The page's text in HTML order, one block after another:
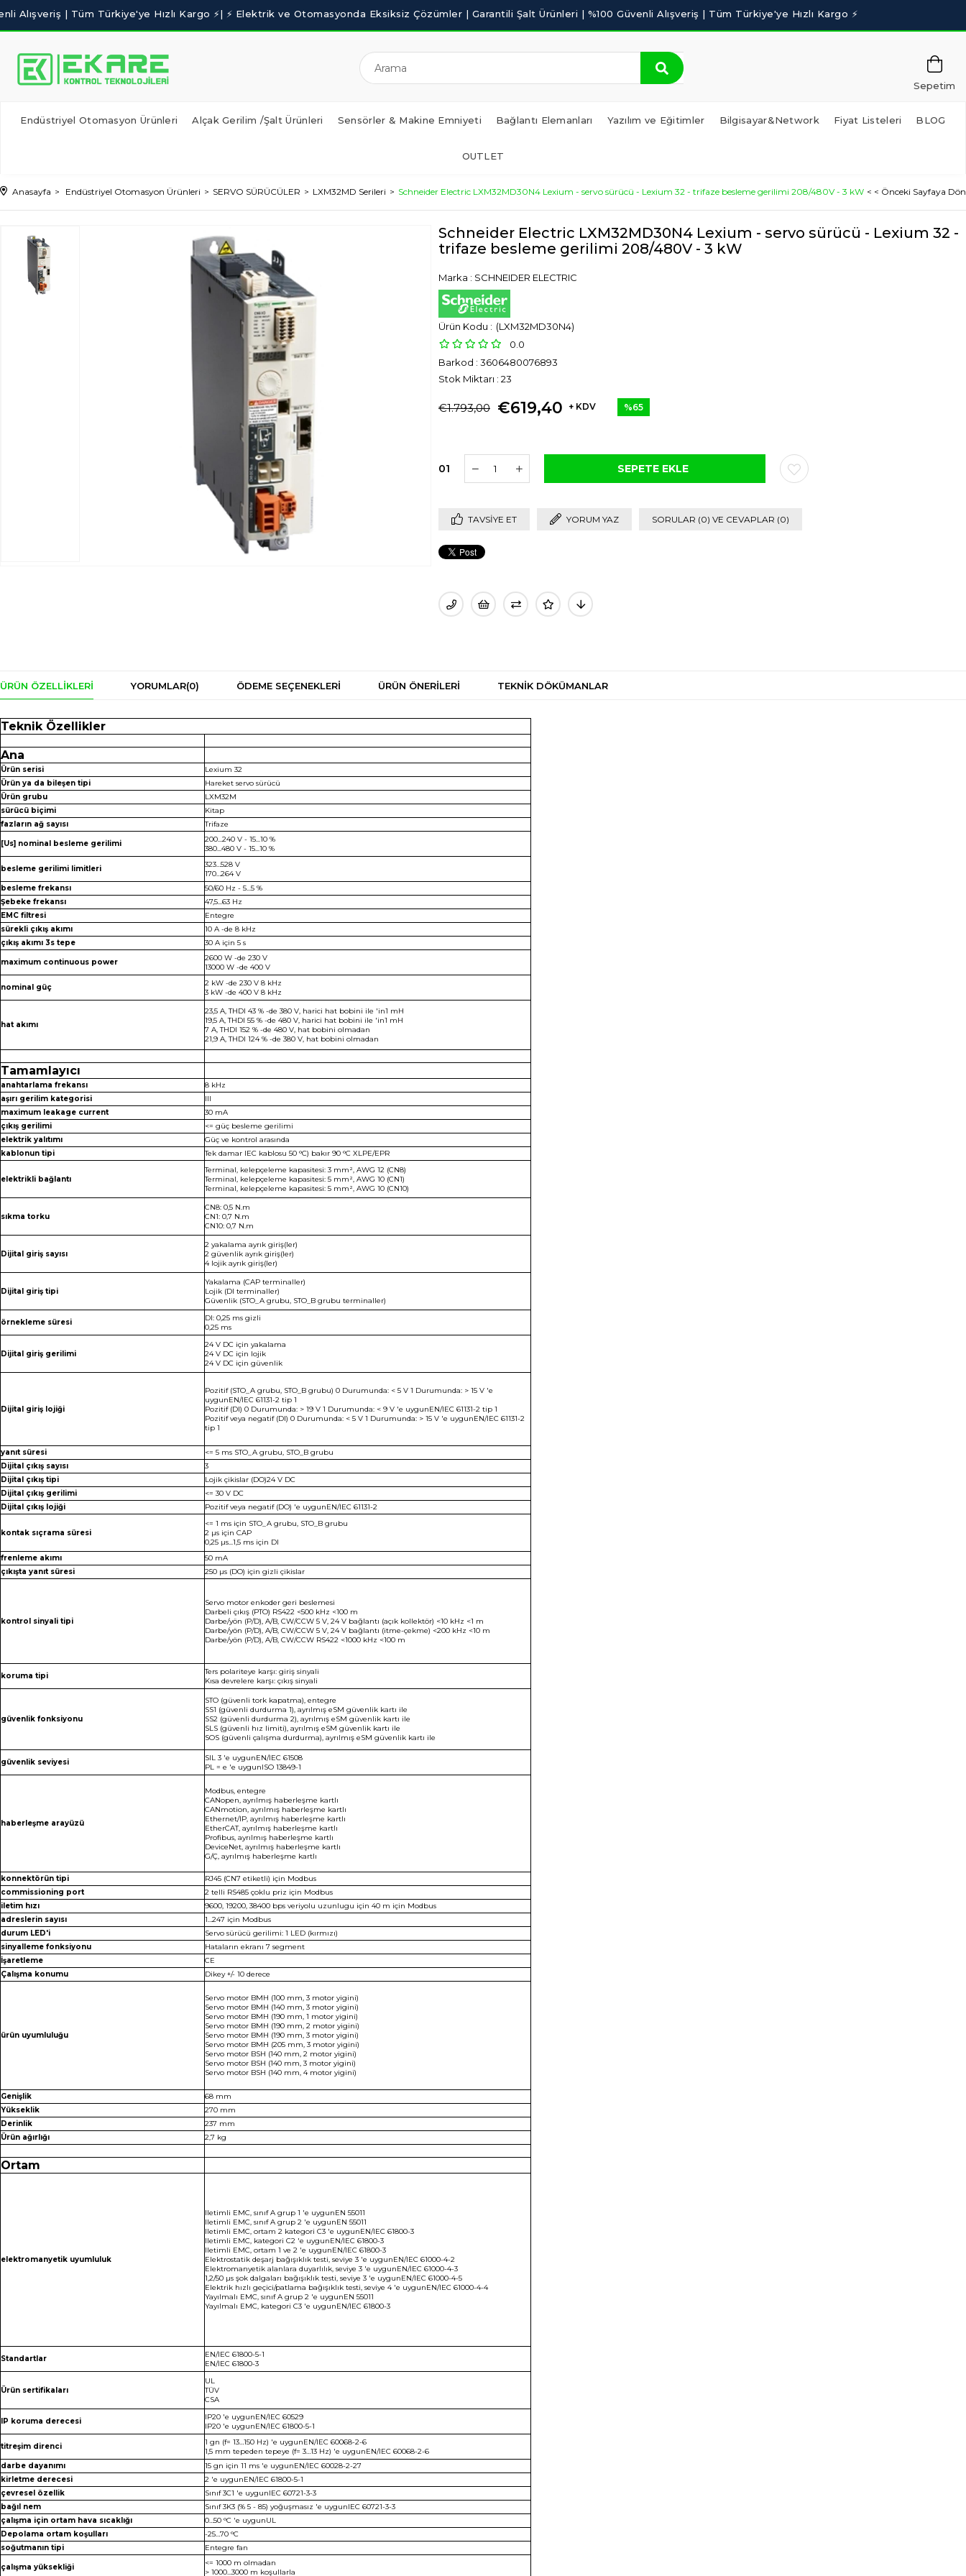
Sepetim
Endüstriyel Otomasyon Ürünleri Alçak Gerilim /Şalt Ürünleri Sensörler & Makine Emniyeti Bağlantı Elemanları Yazılım ve Eğitimler Bilgisayar&Network Fiyat Listeleri BLOG
OUTLET
Anasayfa Endüstriyel Otomasyon Ürünleri SERVO SÜRÜCÜLER LXM32MD Serileri Schneider Electric LXM32MD30N4 Lexium - servo sürücü - Lexium 32 - trifaze besleme gerilimi 208/480V - 3 kW < < Önceki Sayfaya Dön
Schneider Electric LXM32MD30N4 Lexium - servo sürücü - Lexium 32 -
trifaze besleme gerilimi 208/480V - 3 kW
Marka : SCHNEIDER ELECTRIC
(LXM32MD30N4)
0.0
Barkod : 3606480076893
Stok Miktarı : 23
€1.793,00 €619,40 + KDV %65
01
TAVSIYE ET YORUM YAZ SORULAR (0) VE CEVAPLAR (0)
ÜRÜN ÖZELLIKLERI YORUMLAR(0) ÖDEME SEÇENEKLERI ÜRÜN ÖNERILERI TEKNİK DÖKÜMANLAR
Teknik Özellikler
Ana
Ürün serisi
Lexium 32
Ürün ya da bileşen tipi
Hareket servo sürücü
Ürün grubu
LXM32M
sürücü biçimi
Kitap
fazların ağ sayısı
Trifaze
[Us] nominal besleme gerilimi
200...240 V - 15...10 %
380...480 V - 15...10 %
besleme gerilimi limitleri
323…528 V
170…264 V
besleme frekansı
50/60 Hz - 5...5 %
Şebeke frekansı
47,5...63 Hz
EMC filtresi
Entegre
sürekli çıkış akımı
10 A -de 8 kHz
çıkış akımı 3s tepe
30 A için 5 s
maximum continuous power
2600 W -de 230 V
13000 W -de 400 V
nominal güç
2 kW -de 230 V 8 kHz
3 kW -de 400 V 8 kHz
hat akımı
23,5 A, THDI 43 % -de 380 V, harici hat bobini ile 'in1 mH
19,5 A, THDI 55 % -de 480 V, harici hat bobini ile 'in1 mH
7 A, THDI 152 % -de 480 V, hat bobini olmadan
21,9 A, THDI 124 % -de 380 V, hat bobini olmadan
Tamamlayıcı
anahtarlama frekansı
8 kHz
aşırı gerilim kategorisi
III
maximum leakage current
30 mA
çıkış gerilimi
<= güç besleme gerilimi
elektrik yalıtımı
Güç ve kontrol arasında
kablonun tipi
Tek damar IEC kablosu 50 °C) bakır 90 °C XLPE/EPR
elektrikli bağlantı
Terminal, kelepçeleme kapasitesi: 3 mm², AWG 12 (CN8)
Terminal, kelepçeleme kapasitesi: 5 mm², AWG 10 (CN1)
Terminal, kelepçeleme kapasitesi: 5 mm², AWG 10 (CN10)
sıkma torku
CN8: 0,5 N.m
CN1: 0,7 N.m
CN10: 0,7 N.m
Dijital giriş sayısı
2 yakalama ayrık giriş(ler)
2 güvenlik ayrık giriş(ler)
4 lojik ayrık giriş(ler)
Dijital giriş tipi
Yakalama (CAP terminaller)
Lojik (DI terminaller)
Güvenlik (STO_A grubu, STO_B grubu terminaller)
örnekleme süresi
DI: 0,25 ms gizli
0,25 ms
Dijital giriş gerilimi
24 V DC için yakalama
24 V DC için lojik
24 V DC için güvenlik
Dijital giriş lojiği
Pozitif (STO_A grubu, STO_B grubu) 0 Durumunda: < 5 V 1 Durumunda: > 15 V 'e
uygunEN/IEC 61131-2 tip 1
Pozitif (DI) 0 Durumunda: > 19 V 1 Durumunda: < 9 V 'e uygunEN/IEC 61131-2 tip 1
Pozitif veya negatif (DI) 0 Durumunda: < 5 V 1 Durumunda: > 15 V 'e uygunEN/IEC 61131-2
tip 1
yanıt süresi
<= 5 ms STO_A grubu, STO_B grubu
Dijital çıkış sayısı
3
Dijital çıkış tipi
Lojik çikislar (DO)24 V DC
Dijital çıkış gerilimi
<= 30 V DC
Dijital çıkış lojiği
Pozitif veya negatif (DO) 'e uygunEN/IEC 61131-2
kontak sıçrama süresi
<= 1 ms için STO_A grubu, STO_B grubu
2 µs için CAP
0,25 µs...1,5 ms için DI
frenleme akımı
50 mA
çıkışta yanıt süresi
250 µs (DO) için gizli çikislar
kontrol sinyali tipi
Servo motor enkoder geri beslemesi
Darbeli çıkış (PTO) RS422 <500 kHz <100 m
Darbe/yön (P/D), A/B, CW/CCW 5 V, 24 V bağlantı (açık kollektör) <10 kHz <1 m
Darbe/yön (P/D), A/B, CW/CCW 5 V, 24 V bağlantı (itme-çekme) <200 kHz <10 m
Darbe/yön (P/D), A/B, CW/CCW RS422 <1000 kHz <100 m
koruma tipi
Ters polariteye karşı: giriş sinyali
Kısa devrelere karşı: çıkış sinyali
güvenlik fonksiyonu
STO (güvenli tork kapatma), entegre
SS1 (güvenli durdurma 1), ayrılmış eSM güvenlik kartı ile
SS2 (güvenli durdurma 2), ayrılmış eSM güvenlik kartı ile
SLS (güvenli hız limiti), ayrılmış eSM güvenlik kartı ile
SOS (güvenli çalışma durdurma), ayrılmış eSM güvenlik kartı ile
güvenlik seviyesi
SIL 3 'e uygunEN/IEC 61508
PL = e 'e uygunISO 13849-1
haberleşme arayüzü
Modbus, entegre
CANopen, ayrılmış haberleşme kartlı
CANmotion, ayrılmış haberleşme kartlı
Ethernet/IP, ayrılmış haberleşme kartlı
EtherCAT, ayrılmış haberleşme kartlı
Profibus, ayrılmış haberleşme kartlı
DeviceNet, ayrılmış haberleşme kartlı
G/Ç, ayrılmış haberleşme kartlı
konnektörün tipi
RJ45 (CN7 etiketli) için Modbus
commissioning port
2 telli RS485 çoklu priz için Modbus
iletim hızı
9600, 19200, 38400 bps veriyolu uzunlugu için 40 m için Modbus
adreslerin sayısı
1…247 için Modbus
durum LED'i
Servo sürücü gerilimi: 1 LED (kırmızı)
sinyalleme fonksiyonu
Hataların ekranı 7 segment
İşaretleme
CE
Çalışma konumu
Dikey +/- 10 derece
ürün uyumluluğu
Servo motor BMH (100 mm, 3 motor yigini)
Servo motor BMH (140 mm, 3 motor yigini)
Servo motor BMH (190 mm, 1 motor yigini)
Servo motor BMH (190 mm, 2 motor yigini)
Servo motor BMH (190 mm, 3 motor yigini)
Servo motor BMH (205 mm, 3 motor yigini)
Servo motor BSH (140 mm, 2 motor yigini)
Servo motor BSH (140 mm, 3 motor yigini)
Servo motor BSH (140 mm, 4 motor yigini)
Genişlik
68 mm
Yükseklik
270 mm
Derinlik
237 mm
Ürün ağırlığı
2,7 kg
Ortam
elektromanyetik uyumluluk
Iletimli EMC, sınıf A grup 1 'e uygunEN 55011
Iletimli EMC, sınıf A grup 2 'e uygunEN 55011
Iletimli EMC, ortam 2 kategori C3 'e uygunEN/IEC 61800-3
Iletimli EMC, kategori C2 'e uygunEN/IEC 61800-3
Iletimli EMC, ortam 1 ve 2 'e uygunEN/IEC 61800-3
Elektrostatik deşarj bağışıklık testi, seviye 3 'e uygunEN/IEC 61000-4-2
Elektromanyetik alanlara duyarlılık, seviye 3 'e uygunEN/IEC 61000-4-3
1,2/50 µs şok dalgaları bağışıklık testi, seviye 3 'e uygunEN/IEC 61000-4-5
Elektrik hızlı geçici/patlama bağışıklık testi, seviye 4 'e uygunEN/IEC 61000-4-4
Yayılmalı EMC, sınıf A grup 2 'e uygunEN 55011
Yayılmalı EMC, kategori C3 'e uygunEN/IEC 61800-3
Standartlar
EN/IEC 61800-5-1
EN/IEC 61800-3
Ürün sertifikaları
UL
TÜV
CSA
IP koruma derecesi
IP20 'e uygunEN/IEC 60529
IP20 'e uygunEN/IEC 61800-5-1
titreşim direnci
1 gn (f= 13…150 Hz) 'e uygunEN/IEC 60068-2-6
1,5 mm tepeden tepeye (f= 3…13 Hz) 'e uygunEN/IEC 60068-2-6
darbe dayanımı
15 gn için 11 ms 'e uygunEN/IEC 60028-2-27
kirletme derecesi
2 'e uygunEN/IEC 61800-5-1
çevresel özellik
Sınıf 3C1 'e uygunIEC 60721-3-3
bağıl nem
Sınıf 3K3 (% 5 - 85) yoğuşmasız 'e uygunIEC 60721-3-3
çalışma için ortam hava sıcaklığı
0…50 °C 'e uygunUL
Depolama ortam koşulları
-25…70 °C
soğutmanın tipi
Entegre fan
çalışma yüksekliği
<= 1000 m olmadan
> 1000...3000 m koşullarla